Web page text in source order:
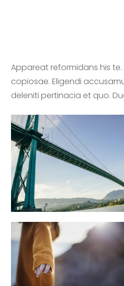
Appareat reformidans his
copiosae. Eligendi
deleniti pertinacia et quo.